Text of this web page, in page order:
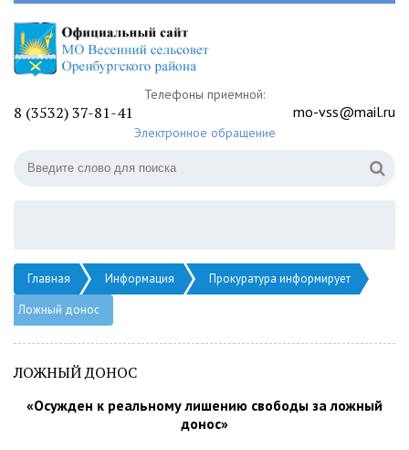
Телефоны приемной:
8 (3532) 37-81-41 mo-vss@mail.ru
Электронное обращение
Главная Информация
Прокуратура информирует
Ложный донос
ЛОЖНЫЙ ДОНОС
«Осужден к реальному лишению свободы за ложный
донос»